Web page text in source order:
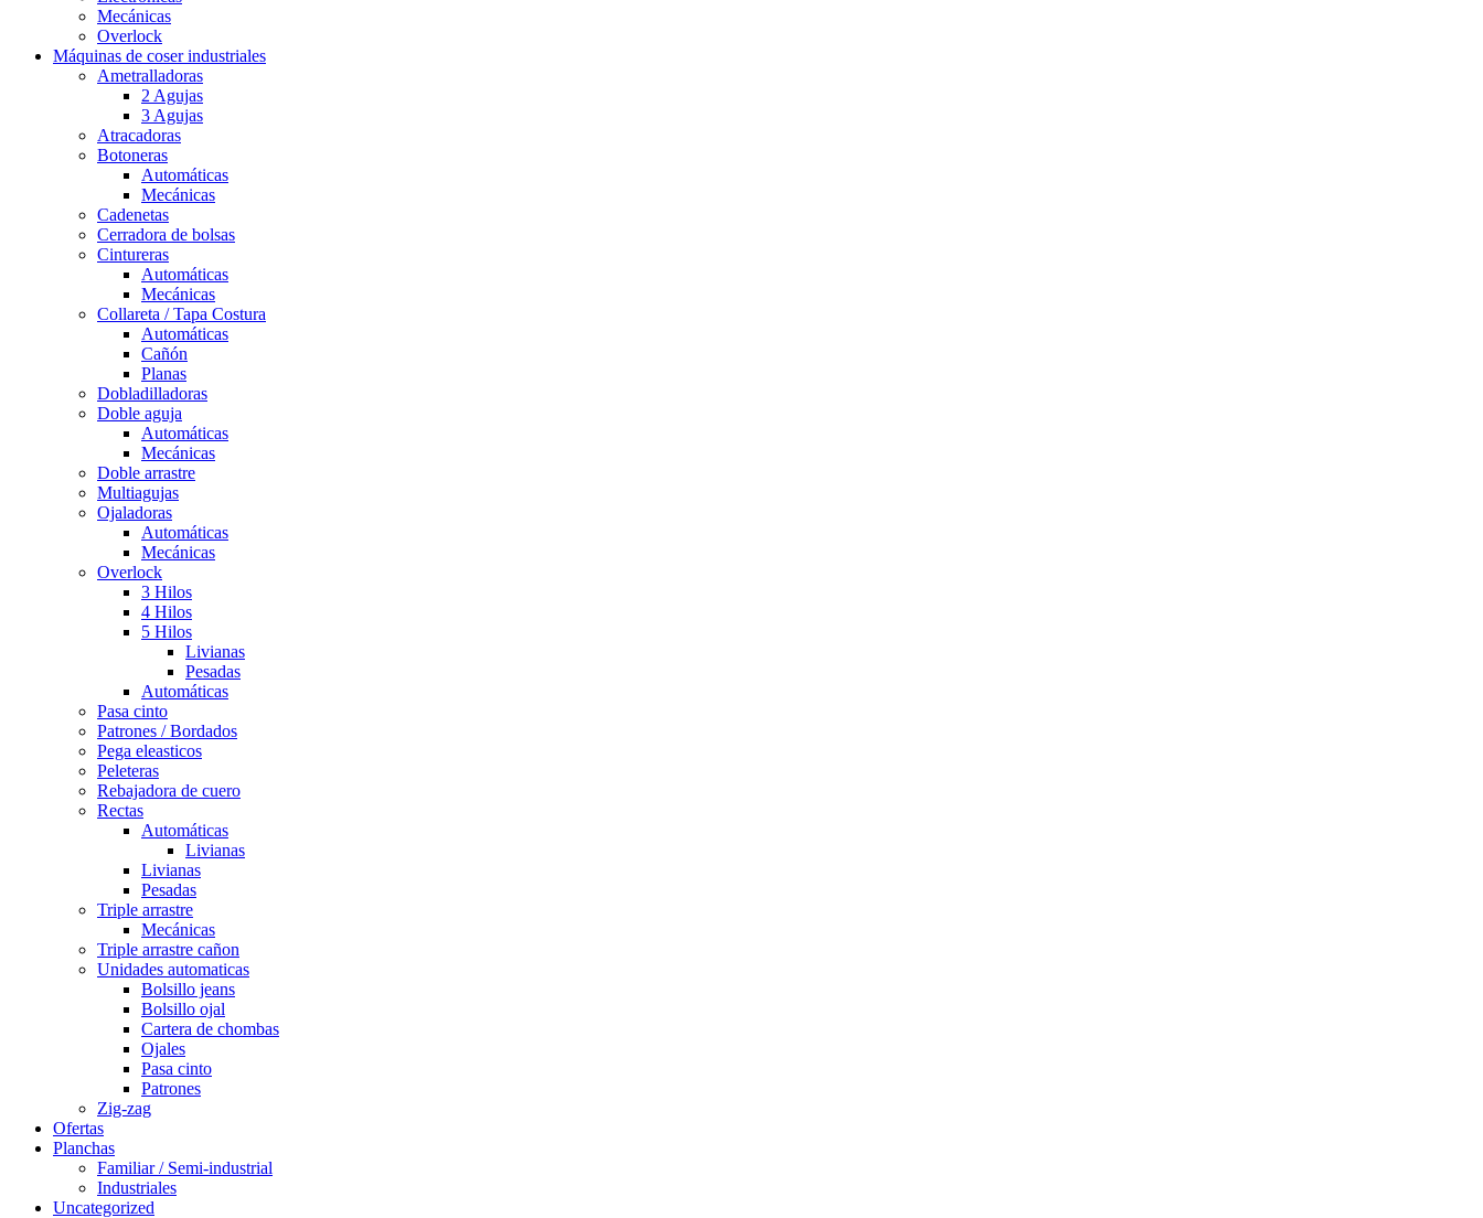
Mecánicas
Overlock
Máquinas de coser industriales
Ametralladoras
2 Agujas
3 Agujas
Atracadoras
Botoneras
Automáticas
Mecánicas
Cadenetas
Cerradora de bolsas
Cintureras
Automáticas
Mecánicas
Collareta / Tapa Costura
Automáticas
Cañón
Planas
Dobladilladoras
Doble aguja
Automáticas
Mecánicas
Doble arrastre
Multiagujas
Ojaladoras
Automáticas
Mecánicas
Overlock
3 Hilos
4 Hilos
5 Hilos
Livianas
Pesadas
Automáticas
Pasa cinto
Patrones / Bordados
Pega eleasticos
Peleteras
Rebajadora de cuero
Rectas
Automáticas
Livianas
Livianas
Pesadas
Triple arrastre
Mecánicas
Triple arrastre cañon
Unidades automaticas
Bolsillo jeans
Bolsillo ojal
Cartera de chombas
Ojales
Pasa cinto
Patrones
Zig-zag
Ofertas
Planchas
Familiar / Semi-industrial
Industriales
Uncategorized